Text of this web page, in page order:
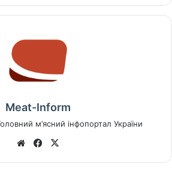
Meat-Inform
м’ясний інфопортал України
We
Fa